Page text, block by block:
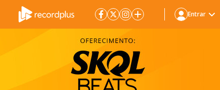
Entrar